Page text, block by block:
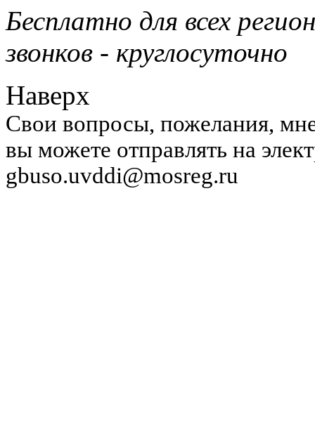
Бесплатно для всех
звонков - круглосуточно
Наверх
Свои вопросы, пожелания,
вы можете отправлять на
gbuso.uvddi@mosreg.ru